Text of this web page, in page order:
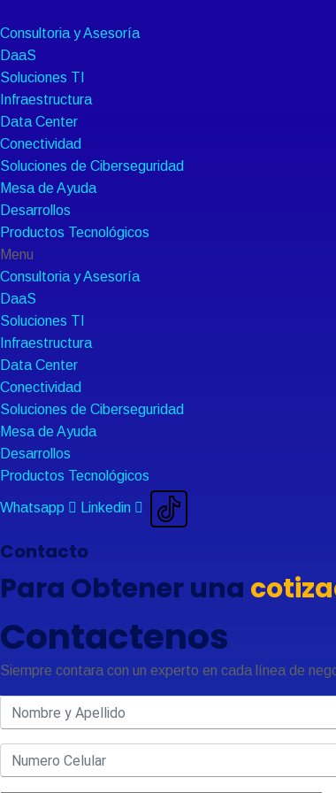
Consultoria y Asesoría
DaaS
Soluciones TI
Infraestructura
Data Center
Conectividad
Soluciones de Ciberseguridad
Mesa de Ayuda
Desarrollos
Productos Tecnológicos
Menu
Consultoria y Asesoría
DaaS
Soluciones TI
Infraestructura
Data Center
Conectividad
Soluciones de Ciberseguridad
Mesa de Ayuda
Desarrollos
Productos Tecnológicos
Whatsapp Linkedin
Contacto
Para Obtener una
Contactenos
Siempre contara con un experto en cada línea de